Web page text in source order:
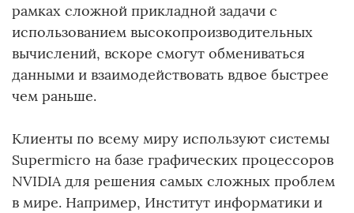
рамках сложной прикладной задачи с
использованием высокопроизводительных
вычислений, вскоре смогут обмениваться
данными и взаимодействовать вдвое быстрее
чем раньше.
Клиенты по всему миру используют системы
Supermicro на базе графических процессоров
NVIDIA для решения самых сложных проблем
в мире. Например, Институт информатики и